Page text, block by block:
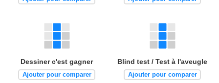
Dessiner c'est gagner
Ajouter pour comparer
Blind test / Test à l'aveugle
Ajouter pour comparer